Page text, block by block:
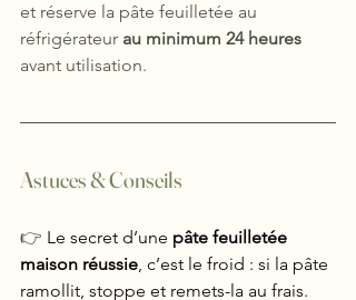
et réserve la pâte feuilletée au
réfrigérateur au minimum 24 heures
avant utilisation.
Astuces & Conseils
👉 Le secret d’une pâte feuilletée
maison réussie, c’est le froid : si la pâte
ramollit, stoppe et remets-la au frais.